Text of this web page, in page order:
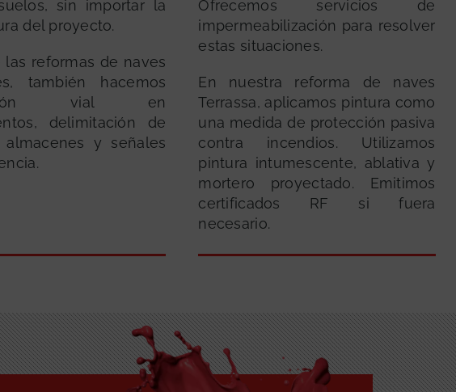
sin importar la
del proyecto.
las reformas de naves
también hacemos
vial en
delimitación de
y señales
Ofrecemos servicios de
impermeabilización para resolver
estas situaciones.
En nuestra reforma de naves
Terrassa, aplicamos pintura como
una medida de protección pasiva
contra incendios. Utilizamos
pintura intumescente, ablativa y
mortero proyectado. Emitimos
certificados RF si fuera
necesario.
GRATUITA